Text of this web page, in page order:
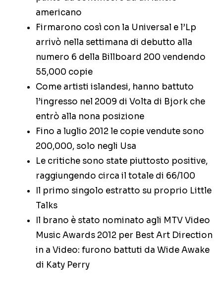
americano
Firmarono così con la Universal e l’Lp
arrivò nella settimana di debutto alla
numero 6 della Billboard 200 vendendo
55,000 copie
Come artisti islandesi, hanno battuto
l’ingresso nel 2009 di Volta di Bjork che
entrò alla nona posizione
Fino a luglio 2012 le copie vendute sono
200,000, solo negli Usa
Le critiche sono state piuttosto positive,
raggiungendo circa il totale di 66/100
Il primo singolo estratto su proprio Little
Talks
Il brano è stato nominato agli MTV Video
Music Awards 2012 per Best Art Direction
in a Video: furono battuti da Wide Awake
di Katy Perry